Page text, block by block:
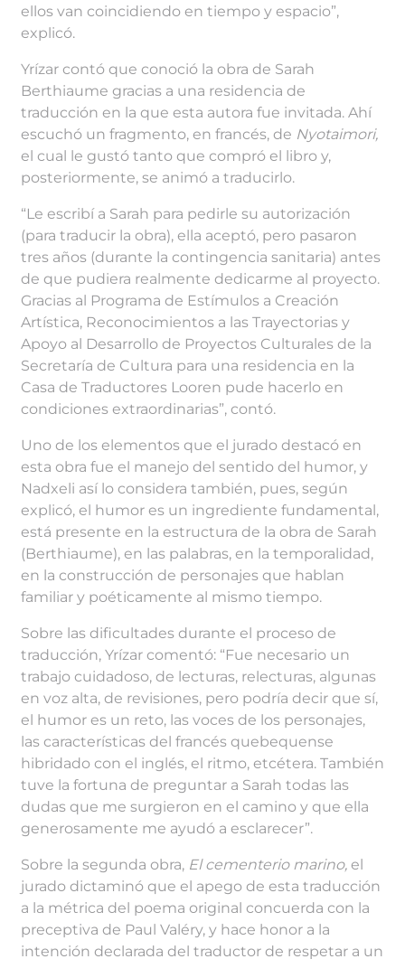
ellos van coincidiendo en tiempo y espacio”,
explicó.
Yrízar contó que conoció la obra de Sarah
Berthiaume gracias a una residencia de
traducción en la que esta autora fue invitada. Ahí
escuchó un fragmento, en francés, de Nyotaimori,
el cual le gustó tanto que compró el libro y,
posteriormente, se animó a traducirlo.
“Le escribí a Sarah para pedirle su autorización
(para traducir la obra), ella aceptó, pero pasaron
tres años (durante la contingencia sanitaria) antes
de que pudiera realmente dedicarme al proyecto.
Gracias al Programa de Estímulos a Creación
Artística, Reconocimientos a las Trayectorias y
Apoyo al Desarrollo de Proyectos Culturales de la
Secretaría de Cultura para una residencia en la
Casa de Traductores Looren pude hacerlo en
condiciones extraordinarias”, contó.
Uno de los elementos que el jurado destacó en
esta obra fue el manejo del sentido del humor, y
Nadxeli así lo considera también, pues, según
explicó, el humor es un ingrediente fundamental,
está presente en la estructura de la obra de Sarah
(Berthiaume), en las palabras, en la temporalidad,
en la construcción de personajes que hablan
familiar y poéticamente al mismo tiempo.
Sobre las dificultades durante el proceso de
traducción, Yrízar comentó: “Fue necesario un
trabajo cuidadoso, de lecturas, relecturas, algunas
en voz alta, de revisiones, pero podría decir que sí,
el humor es un reto, las voces de los personajes,
las características del francés quebequense
hibridado con el inglés, el ritmo, etcétera. También
tuve la fortuna de preguntar a Sarah todas las
dudas que me surgieron en el camino y que ella
generosamente me ayudó a esclarecer”.
Sobre la segunda obra, El cementerio marino, el
jurado dictaminó que el apego de esta traducción
a la métrica del poema original concuerda con la
preceptiva de Paul Valéry, y hace honor a la
intención declarada del traductor de respetar a un